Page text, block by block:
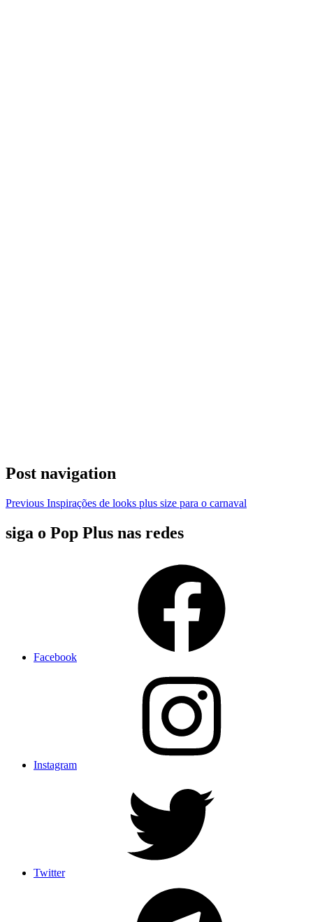
Post navigation
Previous Inspirações de looks plus size para o carnaval
siga o Pop Plus nas redes
Facebook
Instagram
Twitter